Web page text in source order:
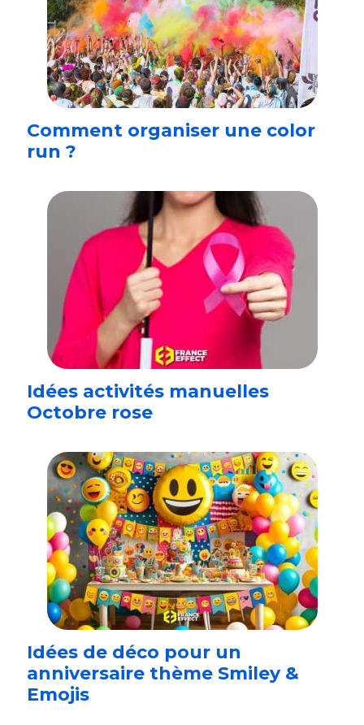
Comment organiser une color
run ?
Idées activités manuelles
Octobre rose
Idées de déco pour un
anniversaire thème Smiley &
Emojis